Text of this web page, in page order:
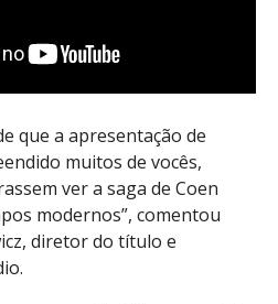
que a apresentação de
muitos de vocês,
ver a saga de Coen
modernos”, comentou
diretor do título e